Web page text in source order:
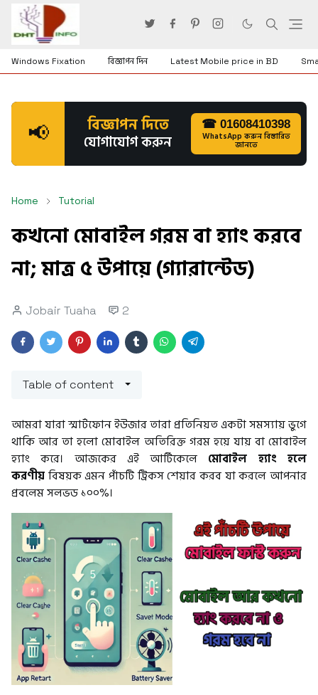
Windows Fixation বিজ্ঞাপন দিন Latest Mobile price in BD
📢 বিজ্ঞাপন দিতে
যোগাযোগ করুন
☎ 01608410398
WhatsApp করুন বিস্তারিত
জানতে
Home Tutorial
কখনো মোবাইল গরম বা হ্যাং করবে
না; মাত্র ৫ উপায়ে (গ্যারান্টেড)
Jobair Tuaha 2
Table of content
আমরা যারা স্মার্টফোন ইউজার তারা প্রতিনিয়ত একটা সমস্যায় ভুগে
থাকি আর তা হলো মোবাইল অতিরিক্ত গরম হয়ে যায় বা মোবাইল
হ্যাং করে। আজকের এই আর্টিকেলে মোবাইল হ্যাং হলে
করণীয়বিষয়ক এমন পাঁচটি ট্রিকস শেয়ার করব যা করলে আপনার
প্রবলেম সলভড ১০০%।